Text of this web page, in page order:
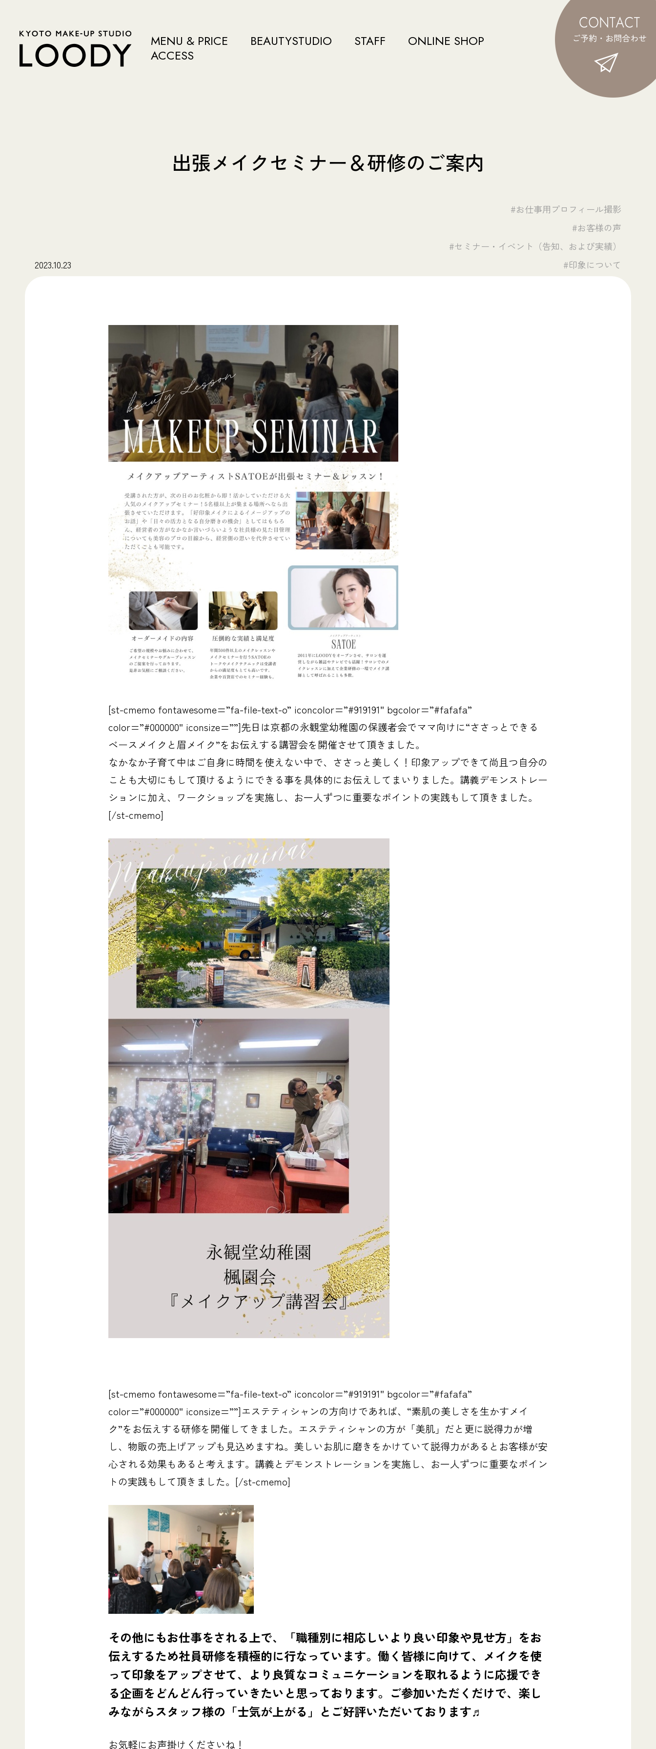
MENU & PRICE BEAUTYSTUDIO STAFF
ONLINE SHOP
ACCESS
出張メイクセミナー＆研修のご案内
2023.10.23
#お仕事用プロフィール撮影
#お客様の声
#セミナー・イベント（告知、および実績）
#印象について
[st-cmemo fontawesome=”fa-file-text-o” iconcolor=”#919191″ bgcolor=”#fafafa”
color=”#000000″ iconsize=””]先日は京都の永観堂幼稚園の保護者会でママ向けに“ささっとできる
ベースメイクと眉メイク”をお伝えする講習会を開催させて頂きました。
なかなか子育て中はご自身に時間を使えない中で、ささっと美しく！印象アップできて尚且つ自分の
ことも大切にもして頂けるようにできる事を具体的にお伝えしてまいりました。講義デモンストレー
ションに加え、ワークショップを実施し、お一人ずつに重要なポイントの実践もして頂きました。
[/st-cmemo]
[st-cmemo fontawesome=”fa-file-text-o” iconcolor=”#919191″ bgcolor=”#fafafa”
color=”#000000″ iconsize=””]エステティシャンの方向けであれば、 “素肌の美しさを生かすメイ
ク”をお伝えする研修を開催してきました。エステティシャンの方が「美肌」だと更に説得力が増
し、物販の売上げアップも見込めますね。美しいお肌に磨きをかけていて説得力があるとお客様が安
心される効果もあると考えます。講義とデモンストレーションを実施し、お一人ずつに重要なポイン
トの実践もして頂きました。[/st-cmemo]
その他にもお仕事をされる上で、「職種別に相応しいより良い印象や見せ方」をお
伝えするため社員研修を積極的に行なっています。働く皆様に向けて、メイクを使
って印象をアップさせて、より良質なコミュニケーションを取れるように応援でき
る企画をどんどん行っていきたいと思っております。 ご参加いただくだけで、楽し
みながらスタッフ様の「士気が上がる」とご好評いただいております♬
お気軽にお声掛けくださいね！